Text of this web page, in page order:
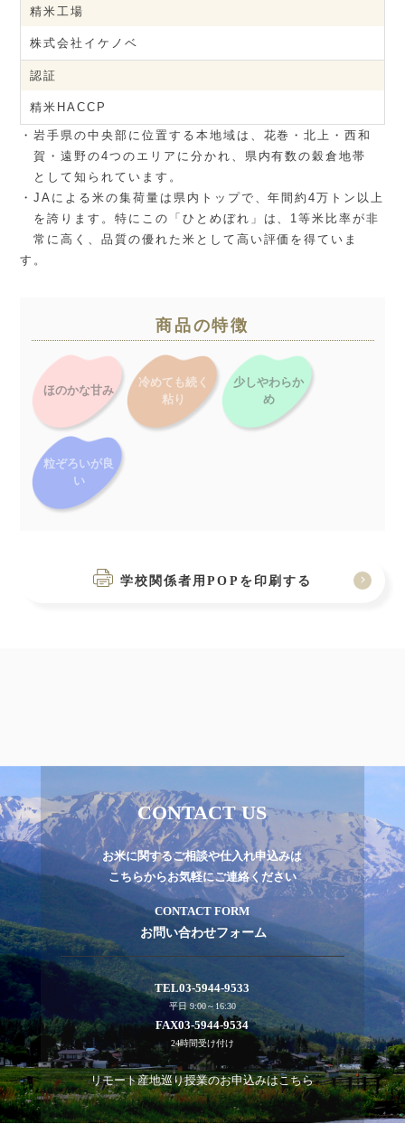
精米工場
株式会社イケノベ
認証
精米HACCP
・岩手県の中央部に位置する本地域は、花巻・北上・西和
賀・遠野の4つのエリアに分かれ、県内有数の穀倉地帯
として知られています。
・JAによる米の集荷量は県内トップで、年間約4万トン以上
を誇ります。特にこの「ひとめぼれ」は、1等米比率が非
常に高く、品質の優れた米として高い評価を得ていま
す。
商品の特徴
ほのかな甘み
冷めても続く
粘り
少しやわらか
め
粒ぞろいが良
い
学校関係者用POPを印刷する
CONTACT US
お米に関するご相談や仕入れ申込みは
こちらからお気軽にご連絡ください
CONTACT FORM
お問い合わせフォーム
TEL03-5944-9533
平日 9:00～16:30
FAX03-5944-9534
24時間受け付け
リモート産地巡り授業のお申込みはこちら